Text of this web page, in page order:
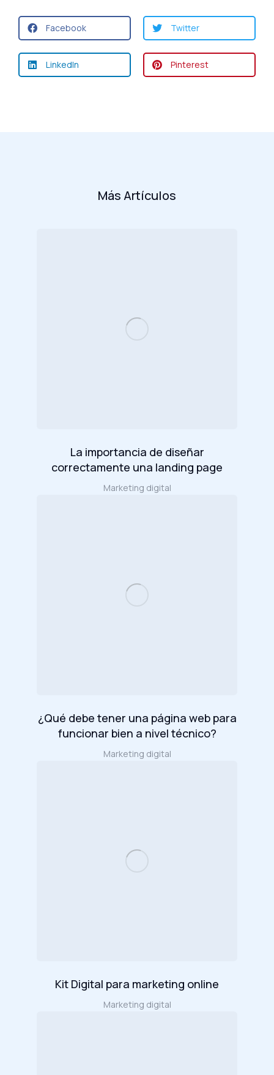
Facebook Twitter
LinkedIn Pinterest
Más Artículos
La importancia de diseñar
correctamente una landing page
Marketing digital
¿Qué debe tener una página web para
funcionar bien a nivel técnico?
Marketing digital
Kit Digital para marketing online
Marketing digital